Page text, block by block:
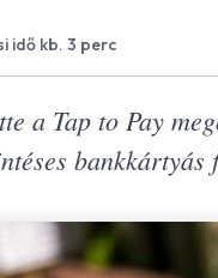
idő kb. 3 perc
a Tap to Pay
bankkártyás